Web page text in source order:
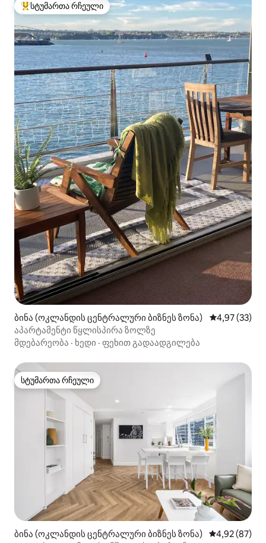
სტუმართა რჩეული მოწინავე ვარიანტი
სტუმართა რჩეული
ბინა (ოკლანდის ცენტრალური ბიზნეს ზონა) საშუალო
4,97 (33)
აპარტამენტი წყლისპირა ზოლზე
მდებარეობა · ხედი · ფეხით გადაადგილება
სტუმართა რჩეული
სტუმართა რჩეული
ბინა (ოკლანდის ცენტრალური ბიზნეს ზონა) საშუალო
4,92 (87)